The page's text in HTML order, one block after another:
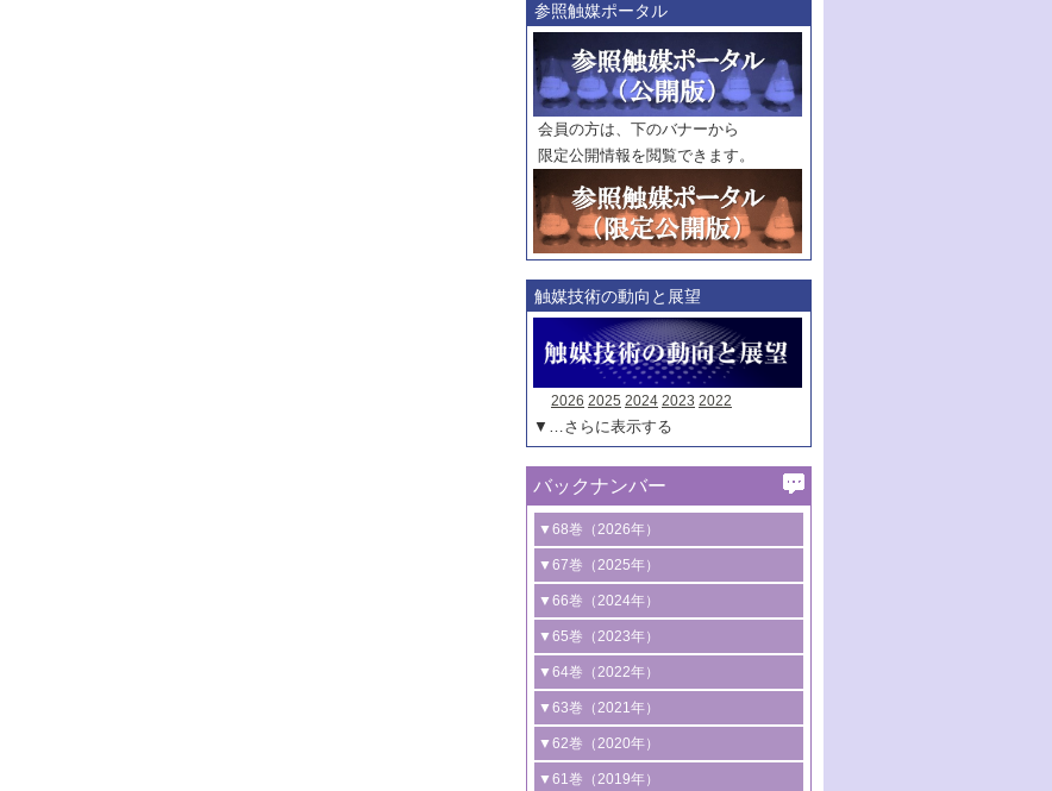
参照触媒ポータル
会員の方は、下のバナーから
限定公開情報を閲覧できます。
触媒技術の動向と展望
2026 2025 2024 2023 2022
▼…さらに表示する
バックナンバー
▼68巻（2026年）
1号 過酸化水素合成に関する研究動向
2号 コンピューター技術により加速する
触媒開発
3号 有機分子変換やCO 資源化のための
光触媒に関する最近の研究
B号 第137回触媒討論会（2026年）
▼67巻（2025年）
1号 CO
水素化によるグリーン燃料/グリ
ーンケミカル製造
2号 水素製造のための水分解技術に関す
る最近の研究
3号 オレフィン系樹脂の精密合成に関す
る最新技術
4号 アルコール類の効率的変換を実現す
▼66巻（2024年）
1号 低次元ナノ構造を有する触媒材料
2号 規制反応場を活用した固体触媒研究
の新展開
3号 未踏分子変換を目指した酸化触媒プ
ロセスの最前線
4号 シンクロトロン放射光および中性子
▼65巻（2023年）
1号 炭素が関わる触媒機能
2号 プラスチックケミカルリサイクルの
ための触媒技術
3号 非酸化物系金属化合物を基盤とした
▼64巻（2022年）
1号 合成ガス製造とCOを用いるケミカル
ズ合成の最新動向
2号 化学品合成のための合金触媒開発
▼63巻（2021年）
1号 金触媒の新展開
2号 ペロブスカイト
▼62巻（2020年）
1号 触媒設計を拓く欠陥構造のキャラク
▼61巻（2019年）